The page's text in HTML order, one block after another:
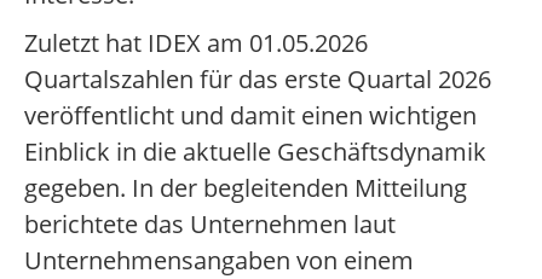
Zuletzt hat IDEX am 01.05.2026
Quartalszahlen für das erste Quartal 2026
veröffentlicht und damit einen wichtigen
Einblick in die aktuelle Geschäftsdynamik
gegeben. In der begleitenden Mitteilung
berichtete das Unternehmen laut
Unternehmensangaben von einem